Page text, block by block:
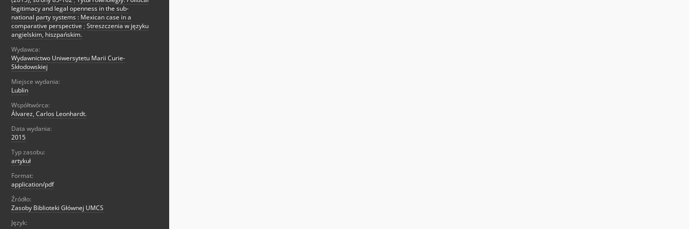
legitimacy and legal openness in the sub-
national party systems : Mexican case in a
comparative perspective ; Streszczenia w języku
angielskim, hiszpańskim.
Wydawca:
Wydawnictwo Uniwersytetu Marii Curie-
Skłodowskiej
Miejsce wydania:
Lublin
Współtwórca:
Álvarez, Carlos Leonhardt.
Data wydania:
2015
Typ zasobu:
artykuł
Format:
application/pdf
Źródło:
Zasoby Biblioteki Głównej UMCS
Język: